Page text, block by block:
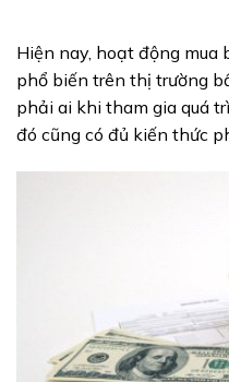
Hiện nay, hoạt động
phổ biến trên thị trường
phải ai khi tham gia quá
đó cũng có đủ kiến thức